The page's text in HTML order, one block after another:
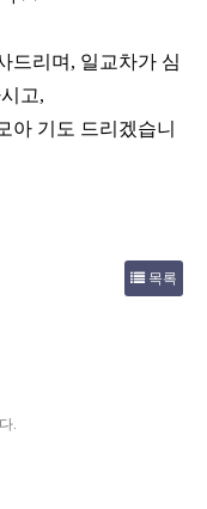
드리며 , 일교차가 심
고,
아 기도 드리겠습니
목록
.